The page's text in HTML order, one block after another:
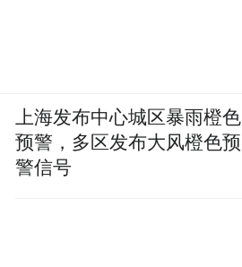
上海发布中心城区暴雨橙色
预警，多区发布大风橙色预
警信号